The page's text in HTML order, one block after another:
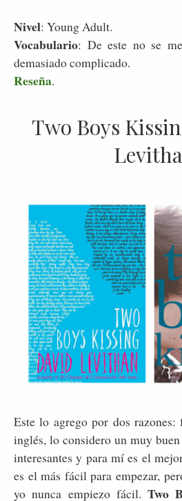
Nivel: Young Adult.
Vocabulario: De este no se
demasiado complicado.
Reseña.
Two Boys
Este lo agrego por dos
inglés, lo considero un muy
interesantes y para mí es el
es el más fácil para empezar,
yo nunca empiezo fácil. Two